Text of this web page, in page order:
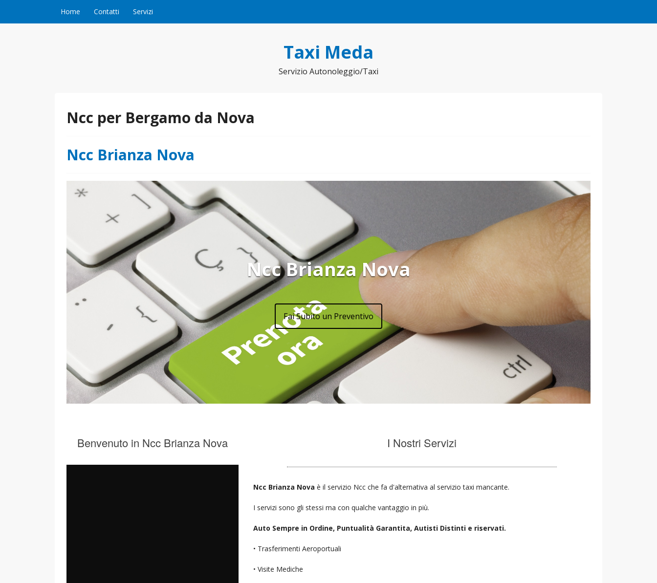
Home Contatti Servizi
Taxi Meda
Servizio Autonoleggio/Taxi
Ncc per Bergamo da Nova
Ncc Brianza Nova
Ncc Brianza Nova
Fai Subito un Preventivo
Benvenuto in Ncc Brianza Nova I Nostri Servizi
Ncc Brianza Novaè il servizio Ncc che fa d'alternativa al servizio taxi mancante.
I servizi sono gli stessi ma con qualche vantaggio in più.
Auto Sempre in Ordine, Puntualità Garantita, Autisti Distinti e riservati.
• Trasferimenti Aeroportuali
• Visite Mediche